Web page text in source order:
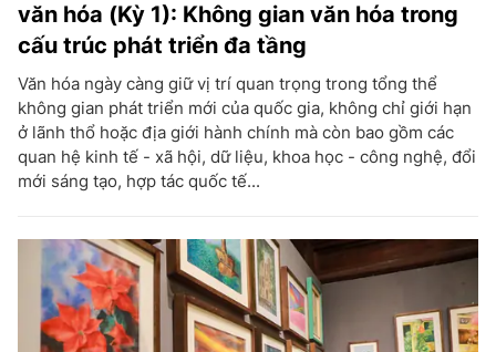
văn hóa (Kỳ 1): Không gian văn hóa trong
cấu trúc phát triển đa tầng
Văn hóa ngày càng giữ vị trí quan trọng trong tổng thể
không gian phát triển mới của quốc gia, không chỉ giới hạn
ở lãnh thổ hoặc địa giới hành chính mà còn bao gồm các
quan hệ kinh tế - xã hội, dữ liệu, khoa học - công nghệ, đổi
mới sáng tạo, hợp tác quốc tế...